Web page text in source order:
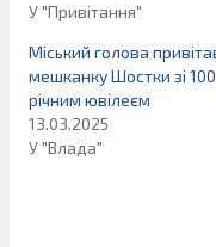
У "Привітання"
Міський голова
мешканку Шостки зі
річним ювілеєм
13.03.2025
У "Влада"